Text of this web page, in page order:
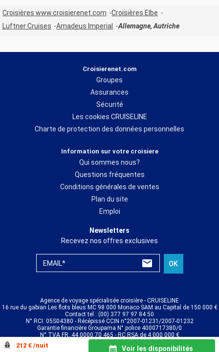
212 € /nuit Voir les disponibilités
Croisières www.croisierenet.com
Croisières Elbe
Luftner Cruises
Amadeus Imperial Allemagne, Autriche
Croisierenet.com
Groupes
Assurances
Sécurité
Les cookies CRUISELINE
Charte de protection des données personnelles
Information sur votre croisiere
Qui sommes nous?
Questions fréquentes
Conditions générales de ventes
Plan du site
Emploi
Newsletters
Recevez nos offres exclusives
EMAIL* OK
Agence de voyage spécialisée croisière - CRUISELINE
16 rue du gabian Les flots bleus MC 98 000 Monaco SAM au Capital de 150 000 €
Contact tel : (00) 377 97 97 84 50
N° RCI: 05S04380 - Récépissé CCIN n°2007-01231/2007-01232
Garantie financière Groupama N° police 4000717380/0
N° TVA FR. 44 0000 70 465 - RC RSA de 4 000 000 €
© CRUISELINE 2026 - all rights reserved